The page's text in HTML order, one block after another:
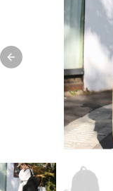
Previous slide